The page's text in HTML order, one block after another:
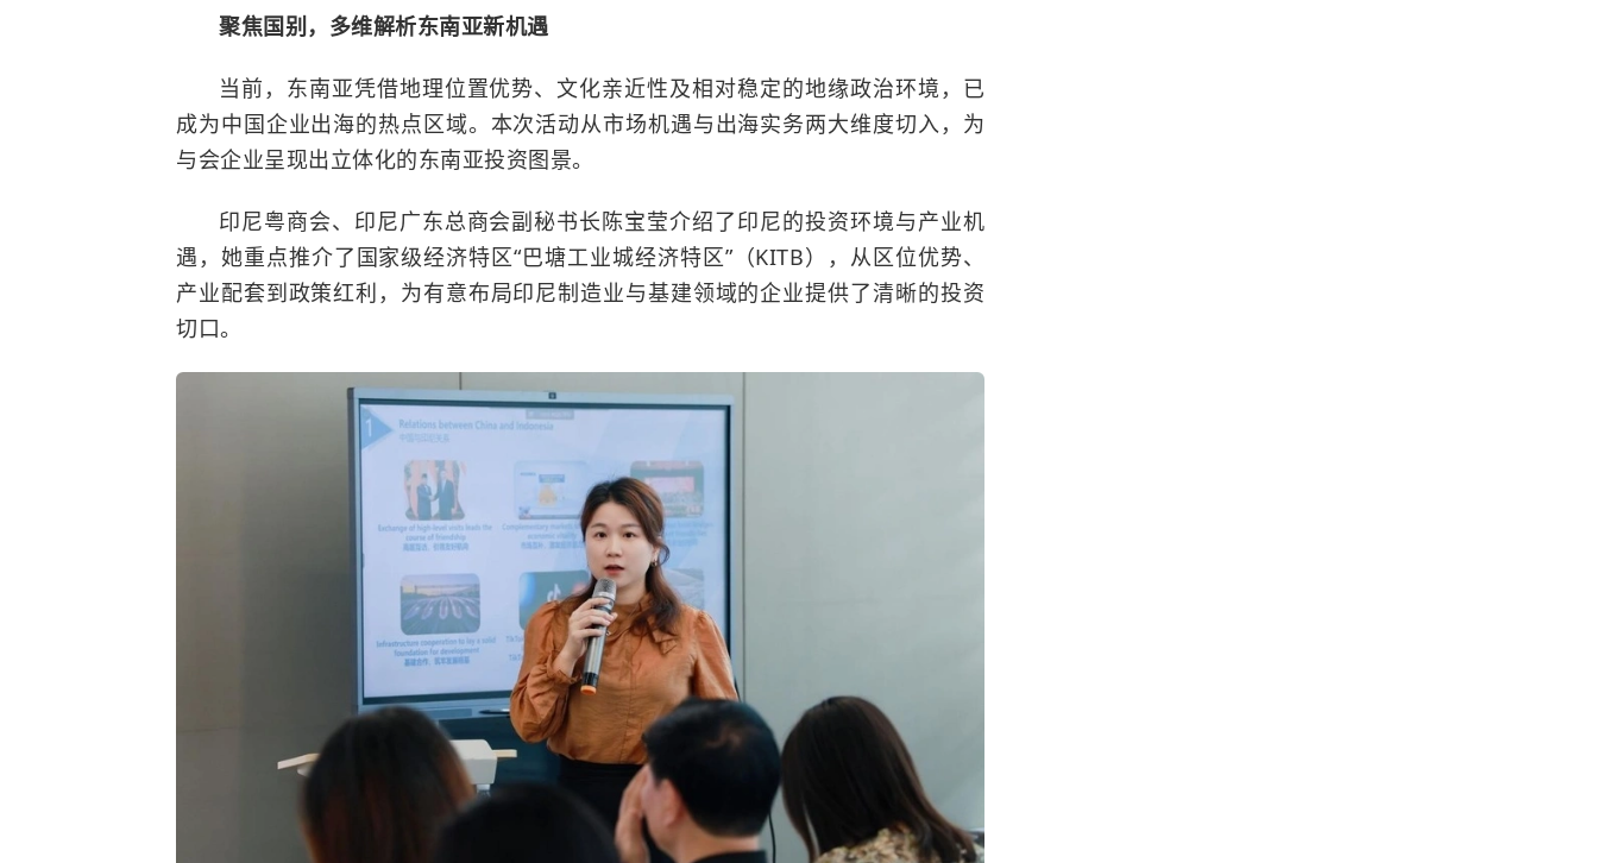
聚焦国别，多维解析东南亚新机遇
当前，东南亚凭借地理位置优势、文化亲近性及相对稳定的地缘政治环境，已
成为中国企业出海的热点区域。本次活动从市场机遇与出海实务两大维度切入，为
与会企业呈现出立体化的东南亚投资图景。
印尼粤商会、印尼广东总商会副秘书长陈宝莹介绍了印尼的投资环境与产业机
遇，她重点推介了国家级经济特区“巴塘工业城经济特区”（KITB），从区位优势、
产业配套到政策红利，为有意布局印尼制造业与基建领域的企业提供了清晰的投资
切口。